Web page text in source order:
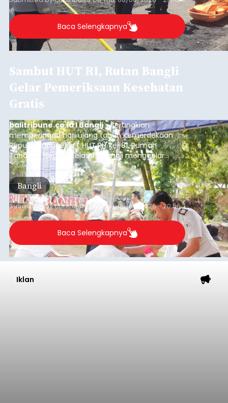
Baca Selengkapnya
Sambut HUT RI, Rutan Bangli
Gelar Pemeriksaan Kesehatan
Gratis
balitribune.co.id I Bangli -Serangkian
memperingati hari ulang tahun Kemerdekaan
Republik Indonesia ( HUT RI) ke-81, Rumah
Tahanan Negara Kelas II B Bangli menggelar
kegiatan pemeriksaan kesehatan gratis, Rabu
(6/8/2026).
Bangli
Submitted bycontributor Thu, 08/06/2026 - 20:56
Baca Selengkapnya
Iklan